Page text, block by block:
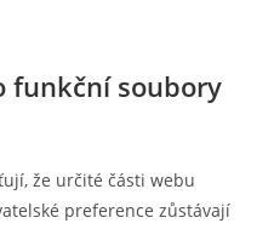
funkční soubory
že určité části webu
preference zůstávají